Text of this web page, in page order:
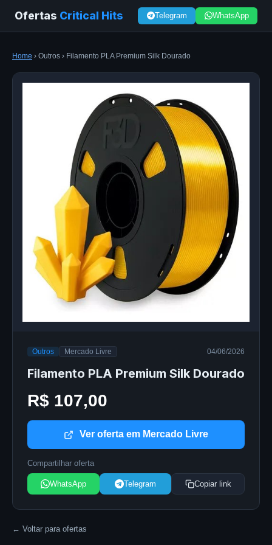
Ofertas Critical Hits Telegram WhatsApp
Home › Outros › Filamento PLA Premium Silk Dourado
Outros Mercado Livre 04/06/2026
Filamento PLA Premium Silk Dourado
R$ 107,00
Ver oferta em Mercado Livre
Compartilhar oferta
WhatsApp Telegram Copiar link
← Voltar para ofertas